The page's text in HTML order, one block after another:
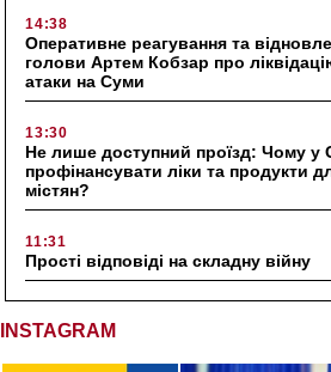
14:38
Оперативне реагування та
голови Артем Кобзар про
атаки на Суми
13:30
Не лише доступний проїзд: Чому у
профінансувати ліки та продукти
містян?
11:31
Прості відповіді на складну війну
INSTAGRAM